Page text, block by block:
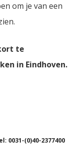
om je van een
te
in Eindhoven.
0031-(0)40-2377400